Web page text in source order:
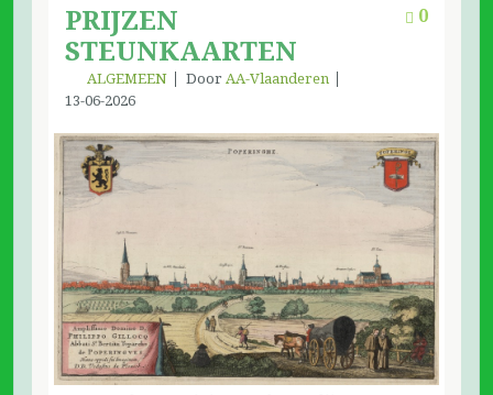
0
PRIJZEN
STEUNKAARTEN
ALGEMEEN Door AA-Vlaanderen
13-06-2026